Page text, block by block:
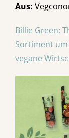
Aus:
Billie Green:
Sortiment um
vegane